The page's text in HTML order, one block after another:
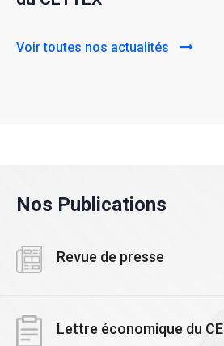
Voir toutes nos actualités
Nos Publications
Revue de presse
Lettre économique du